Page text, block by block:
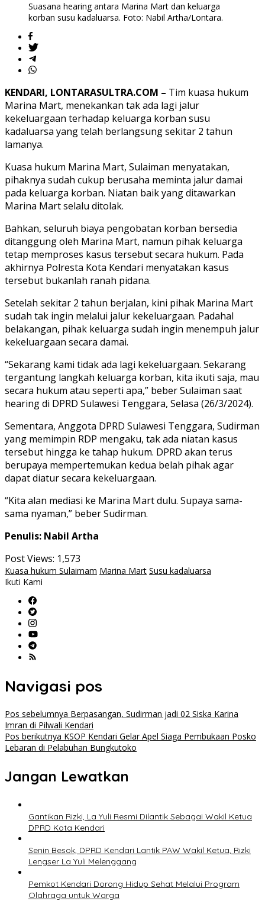
Suasana hearing antara Marina Mart dan keluarga
korban susu kadaluarsa. Foto: Nabil Artha/Lontara.
KENDARI, LONTARASULTRA.COM – Tim kuasa hukum
Marina Mart, menekankan tak ada lagi jalur
kekeluargaan terhadap keluarga korban susu
kadaluarsa yang telah berlangsung sekitar 2 tahun
lamanya.
Kuasa hukum Marina Mart, Sulaiman menyatakan,
pihaknya sudah cukup berusaha meminta jalur damai
pada keluarga korban. Niatan baik yang ditawarkan
Marina Mart selalu ditolak.
Bahkan, seluruh biaya pengobatan korban bersedia
ditanggung oleh Marina Mart, namun pihak keluarga
tetap memproses kasus tersebut secara hukum. Pada
akhirnya Polresta Kota Kendari menyatakan kasus
tersebut bukanlah ranah pidana.
Setelah sekitar 2 tahun berjalan, kini pihak Marina Mart
sudah tak ingin melalui jalur kekeluargaan. Padahal
belakangan, pihak keluarga sudah ingin menempuh jalur
kekeluargaan secara damai.
“Sekarang kami tidak ada lagi kekeluargaan. Sekarang
tergantung langkah keluarga korban, kita ikuti saja, mau
secara hukum atau seperti apa,” beber Sulaiman saat
hearing di DPRD Sulawesi Tenggara, Selasa (26/3/2024).
Sementara, Anggota DPRD Sulawesi Tenggara, Sudirman
yang memimpin RDP mengaku, tak ada niatan kasus
tersebut hingga ke tahap hukum. DPRD akan terus
berupaya mempertemukan kedua belah pihak agar
dapat diatur secara kekeluargaan.
“Kita alan mediasi ke Marina Mart dulu. Supaya sama-
sama nyaman,” beber Sudirman.
Penulis: Nabil Artha
Post Views: 1,573
Kuasa hukum Sulaimam Marina Mart Susu kadaluarsa
Ikuti Kami
Navigasi pos
Pos sebelumnya Berpasangan, Sudirman jadi 02 Siska Karina
Imran di Pilwali Kendari
Pos berikutnya KSOP Kendari Gelar Apel Siaga Pembukaan Posko
Lebaran di Pelabuhan Bungkutoko
Jangan Lewatkan
Gantikan Rizki, La Yuli Resmi Dilantik Sebagai Wakil Ketua
DPRD Kota Kendari
Senin Besok, DPRD Kendari Lantik PAW Wakil Ketua, Rizki
Lengser La Yuli Melenggang
Pemkot Kendari Dorong Hidup Sehat Melalui Program
Olahraga untuk Warga